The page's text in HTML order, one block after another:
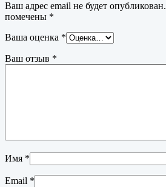
Ваш адрес email не будет опубликован.
помечены *
Ваша оценка *
Ваш отзыв *
Имя *
Email *